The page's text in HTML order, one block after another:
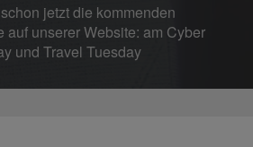
jetzt die kommenden
auf unserer Website: am Cyber
und Travel Tuesday